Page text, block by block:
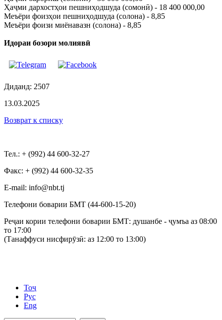
Ҳаҷми дархостҳои пешниҳодшуда (сомонӣ) - 18 400 000,00
Меъёри фоизҳои пешниҳодшуда (солона) - 8,85
Меъёри фоизи миёнавазн (солона) - 8,85
Идораи бозори молиявӣ
Диданд: 2507
13.03.2025
Возврат к списку
Тел.: + (992) 44 600-32-27
Факс: + (992) 44 600-32-35
Е-mail: info@nbt.tj
Телефони боварии БМТ (44-600-15-20)
Реҷаи кории телефони боварии БМТ: душанбе - ҷумъа аз 08:00
то 17:00
(Танаффуси нисфирӯзӣ: аз 12:00 то 13:00)
Тоҷ
Рус
Eng